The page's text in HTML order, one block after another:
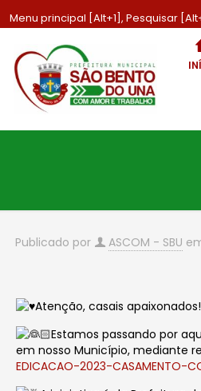
Menu principal [Alt+1], Pesquisar
Publicado por ASCOM - SBU
Atenção, casais
Estamos passando por
em nosso Município, mediante
EDICACAO-2023-CASAMENTO-